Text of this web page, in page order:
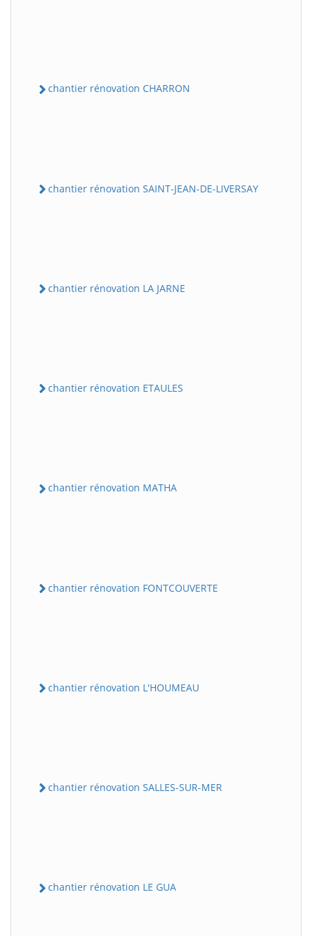
chantier rénovation CHARRON
chantier rénovation SAINT-JEAN-DE-LIVERSAY
chantier rénovation LA JARNE
chantier rénovation ETAULES
chantier rénovation MATHA
chantier rénovation FONTCOUVERTE
chantier rénovation L'HOUMEAU
chantier rénovation SALLES-SUR-MER
chantier rénovation LE GUA